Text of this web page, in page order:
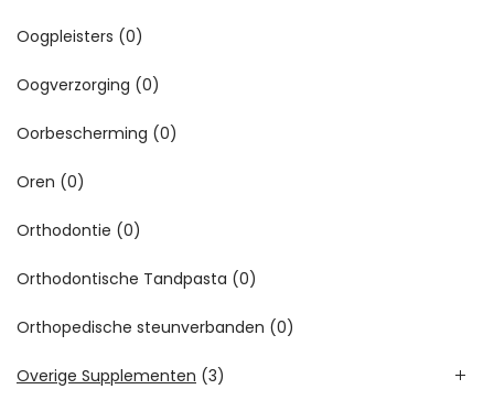
Oogpleisters (0)
Oogverzorging (0)
Oorbescherming (0)
Oren (0)
Orthodontie (0)
Orthodontische Tandpasta (0)
Orthopedische steunverbanden (0)
Overige Supplementen (3)